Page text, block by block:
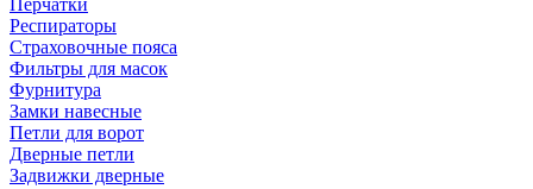
Перчатки
Респираторы
Страховочные пояса
Фильтры для масок
Фурнитура
Замки навесные
Петли для ворот
Дверные петли
Задвижки дверные